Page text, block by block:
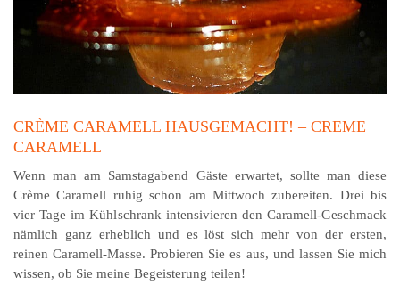
CRÈME CARAMELL HAUSGEMACHT! – CREME
CARAMELL
Wenn man am Samstagabend Gäste erwartet, sollte man diese
Crème Caramell ruhig schon am Mittwoch zu­be­reiten. Drei bis
vier Tage im Kühlschrank intensi­vieren den Caramell-Geschmack
nämlich ganz erheb­lich und es löst sich mehr von der ersten,
reinen Caramell-Masse. Probieren Sie es aus, und lassen Sie mich
wissen, ob Sie meine Begeisterung teilen!